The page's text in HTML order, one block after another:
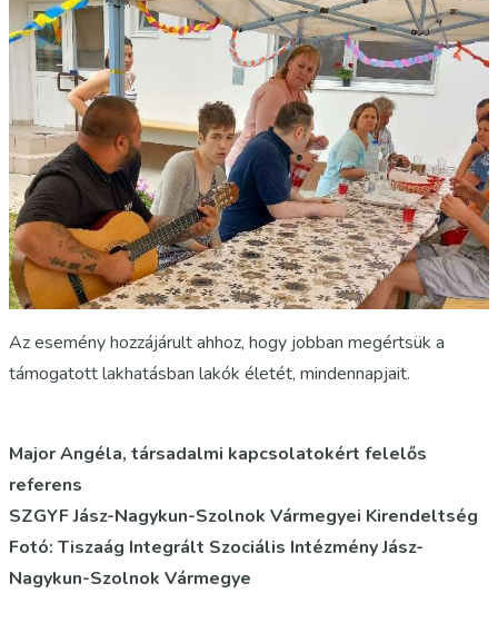
Az esemény hozzájárult ahhoz, hogy jobban megértsük a
támogatott lakhatásban lakók életét, mindennapjait.
Major Angéla, társadalmi kapcsolatokért felelős
referens
SZGYF Jász-Nagykun-Szolnok Vármegyei Kirendeltség
Fotó: Tiszaág Integrált Szociális Intézmény Jász-
Nagykun-Szolnok Vármegye